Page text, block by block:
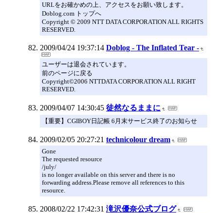
URLをお確かめの上、アクセスをお願い致します。
Doblog.com トップへ
Copyright © 2009 NTT DATA CORPORATION ALL RIGHTS
RESERVED.
2009/04/24 19:37:14 Doblog - The Inflated Tear -
ユーザーは退会されています。
前のページに戻る
Copyright©2006 NTTDATA CORPORATION ALL RIGHT
RESERVED.
2009/04/07 14:30:45 徒然なるままに
【重要】CGIBOY日記帳 6月末サービス終了のお知らせ
2009/02/05 20:27:21 technicolour dream
Gone
The requested resource
/july/
is no longer available on this server and there is no
forwarding address.Please remove all references to this
resource.
2008/02/22 17:42:31 滝沢優奈公式ブログ